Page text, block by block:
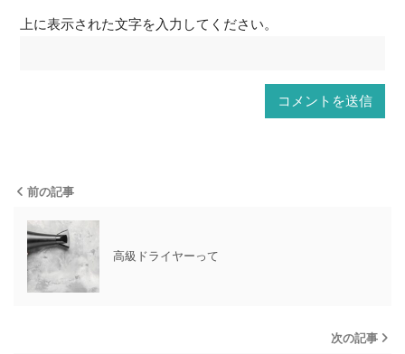
上に表示された文字を入力してください。
前の記事
高級ドライヤーって
次の記事